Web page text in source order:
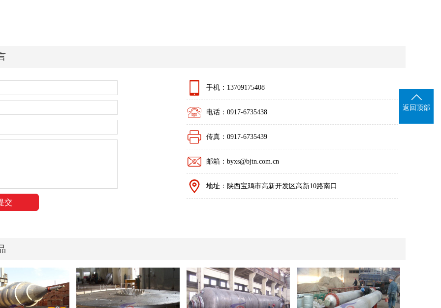
手机：13709175408
电话：0917-6735438
传真：0917-6735439
邮箱：byxs@bjtn.com.cn
地址：陕西宝鸡市高新开发区高新10路南口
返回顶部